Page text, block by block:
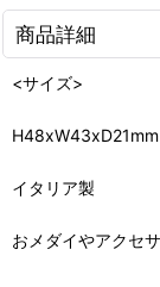
商品詳細
<サイズ>
H48xW43xD21mm
イタリア製
おメダイやアクセ